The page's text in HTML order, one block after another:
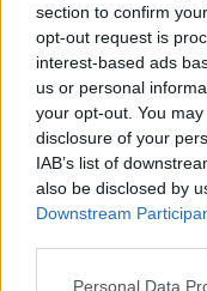
section to confirm
opt-out request is
interest-based ads
us or personal
your opt-out. You
disclosure of your
IAB’s list of
also be disclosed by
Downstream
Personal Data
A rovat